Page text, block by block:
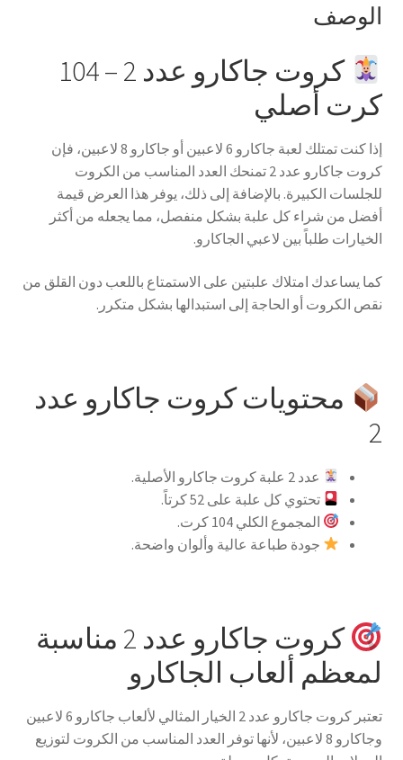
الوصف
كروت جاكارو عدد 2 – 104
كرت أصلي
إذا كنت تمتلك لعبة جاكارو 6 لاعبين أو جاكارو 8 لاعبين، فإن
كروت جاكارو عدد 2 تمنحك العدد المناسب من الكروت
للجلسات الكبيرة. بالإضافة إلى ذلك، يوفر هذا العرض قيمة
أفضل من شراء كل علبة بشكل منفصل، مما يجعله من أكثر
الخيارات طلباً بين لاعبي الجاكارو.
كما يساعدك امتلاك علبتين على الاستمتاع باللعب دون القلق من
نقص الكروت أو الحاجة إلى استبدالها بشكل متكرر.
محتويات كروت جاكارو عدد
2
عدد 2 علبة كروت جاكارو الأصلية.
تحتوي كل علبة على 52 كرتاً.
المجموع الكلي 104 كرت.
جودة طباعة عالية وألوان واضحة.
كروت جاكارو عدد 2 مناسبة
لمعظم ألعاب الجاكارو
تعتبر كروت جاكارو عدد 2 الخيار المثالي لألعاب جاكارو 6 لاعبين
وجاكارو 8 لاعبين، لأنها توفر العدد المناسب من الكروت لتوزيع